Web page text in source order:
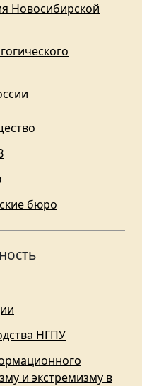
Новосибирской
бюро
НГПУ
и экстремизму в